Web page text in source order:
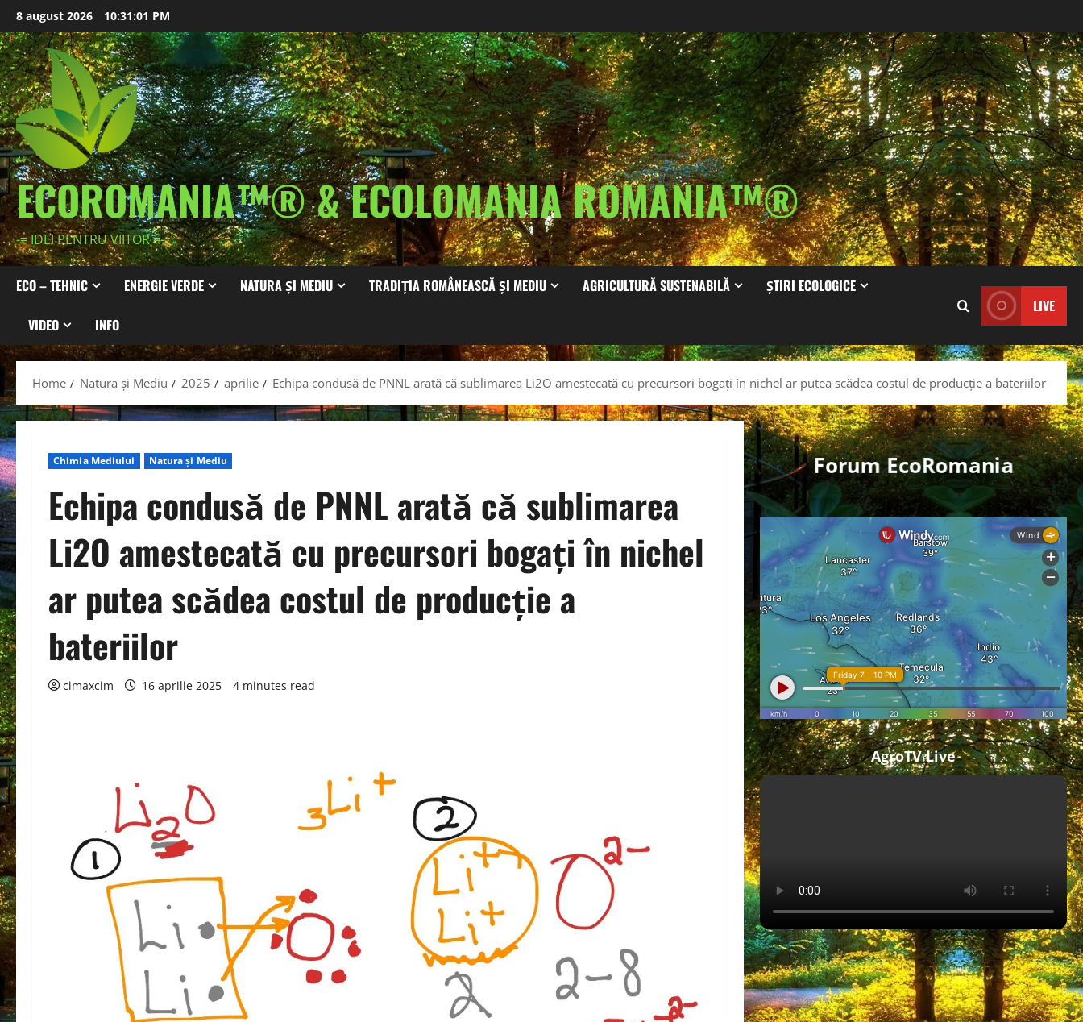
Skip
to
content
8 august 2026 10:31:03 PM
ECOROMANIA™® & ECOLOMANIA ROMANIA™®
-= IDEI PENTRU VIITOR =-
ECO – TEHNIC ENERGIE VERDE NATURA ȘI MEDIU TRADIȚIA ROMÂNEASCĂ ȘI MEDIU AGRICULTURĂ SUSTENABILĂ ȘTIRI ECOLOGICE
VIDEO INFO
LIVE
Home Natura și Mediu 2025 aprilie Echipa condusă de PNNL arată că sublimarea Li2O amestecată cu precursori bogați în nichel ar putea scădea costul de producție a bateriilor
Chimia Mediului Natura și Mediu
Echipa condusă de PNNL arată că sublimarea
Li2O amestecată cu precursori bogați în nichel
ar putea scădea costul de producție a
bateriilor
cimaxcim 16 aprilie 2025 4 minutes read
Forum EcoRomania
AgroTV Live